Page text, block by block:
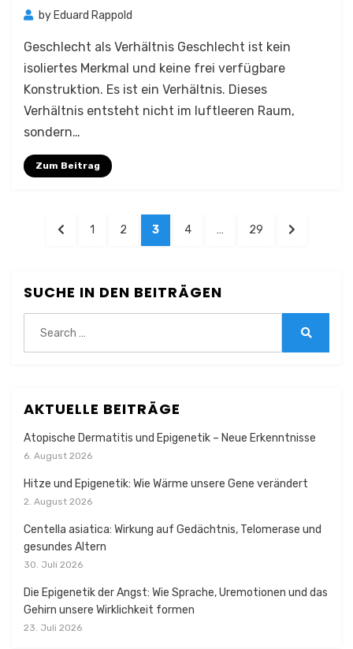
by Eduard Rappold
Geschlecht als Verhältnis Geschlecht ist kein
isoliertes Merkmal und keine frei verfügbare
Konstruktion. Es ist ein Verhältnis. Dieses
Verhältnis entsteht nicht im luftleeren Raum,
sondern…
Zum Beitrag
Seitennummerierung
PREVIOUS
PAGE
1 PAGE
2 PAGE
3 PAGE
4 … PAGE
29
NEXT
SUCHE IN DEN BEITRÄGEN
for:
AKTUELLE BEITRÄGE
Atopische Dermatitis und Epigenetik – Neue Erkenntnisse
6. August 2026
Hitze und Epigenetik: Wie Wärme unsere Gene verändert
2. August 2026
Centella asiatica: Wirkung auf Gedächtnis, Telomerase und
gesundes Altern
30. Juli 2026
Die Epigenetik der Angst: Wie Sprache, Uremotionen und das
Gehirn unsere Wirklichkeit formen
23. Juli 2026